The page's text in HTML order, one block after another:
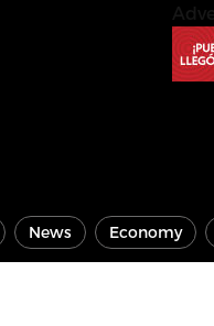
News Economy